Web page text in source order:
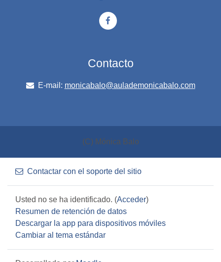
Contacto
E-mail: monicabalo@aulademonicabalo.com
(C) Mónica Balo
Contactar con el soporte del sitio
Usted no se ha identificado. (Acceder)
Resumen de retención de datos
Descargar la app para dispositivos móviles
Cambiar al tema estándar